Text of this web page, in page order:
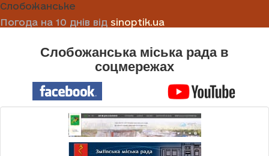
Слобожанське
Погода на 10 днів від sinoptik.ua
Слобожанська міська рада в
соцмережах